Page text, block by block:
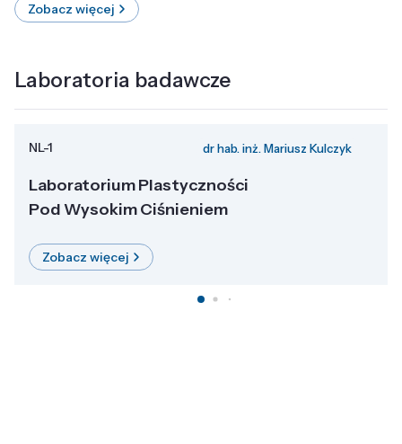
Zobacz więcej
Laboratoria badawcze
NL-1 dr hab. inż. Mariusz Kulczyk
Laboratorium Plastyczności
Pod Wysokim Ciśnieniem
Zobacz więcej